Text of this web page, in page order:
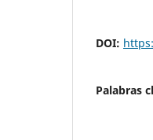
DOI:
Palabras